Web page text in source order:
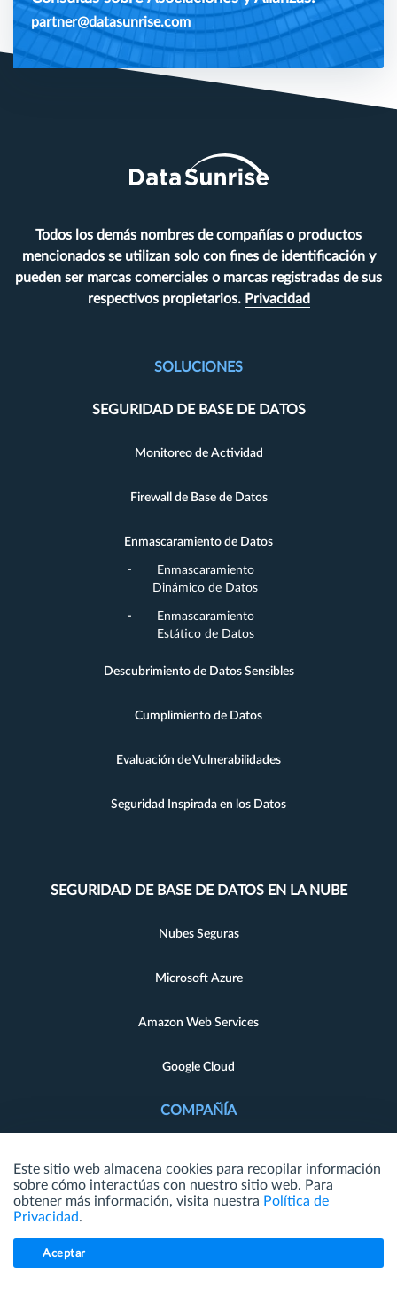
Este sitio web almacena cookies para recopilar información
sobre cómo interactúas con nuestro sitio web. Para
obtener más información, visita nuestra Política de
Privacidad.
Aceptar
partner@datasunrise.com
Todos los demás nombres de compañías o productos
mencionados se utilizan solo con fines de identificación y
pueden ser marcas comerciales o marcas registradas de sus
respectivos propietarios. Privacidad
SOLUCIONES
SEGURIDAD DE BASE DE DATOS
Monitoreo de Actividad
Firewall de Base de Datos
Enmascaramiento de Datos
Enmascaramiento
Dinámico de Datos
Enmascaramiento
Estático de Datos
Descubrimiento de Datos Sensibles
Cumplimiento de Datos
Evaluación de Vulnerabilidades
Seguridad Inspirada en los Datos
SEGURIDAD DE BASE DE DATOS EN LA NUBE
Nubes Seguras
Microsoft Azure
Amazon Web Services
Google Cloud
COMPAÑÍA
Eventos